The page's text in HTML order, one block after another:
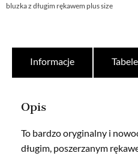
bluzka z długim rękawem plus size
Informacje
Opis
To bardzo oryginalny i
długim, poszerzanym